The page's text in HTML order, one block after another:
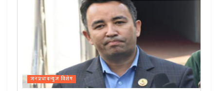
जनप्रभाबन्युज विशेष